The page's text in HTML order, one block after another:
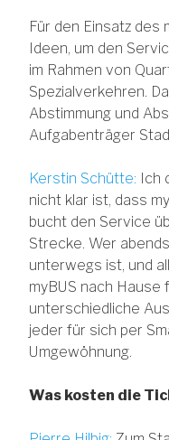
Für den Einsatz des
Ideen, um den
im Rahmen von
Spezialverkehren.
Abstimmung und
Aufgabenträger
Kerstin Schütte: Ich
nicht klar ist, dass
bucht den Service
Strecke. Wer
unterwegs ist, und
myBUS nach Hause
unterschiedliche
jeder für sich per
Umgewöhnung.
Was kosten die